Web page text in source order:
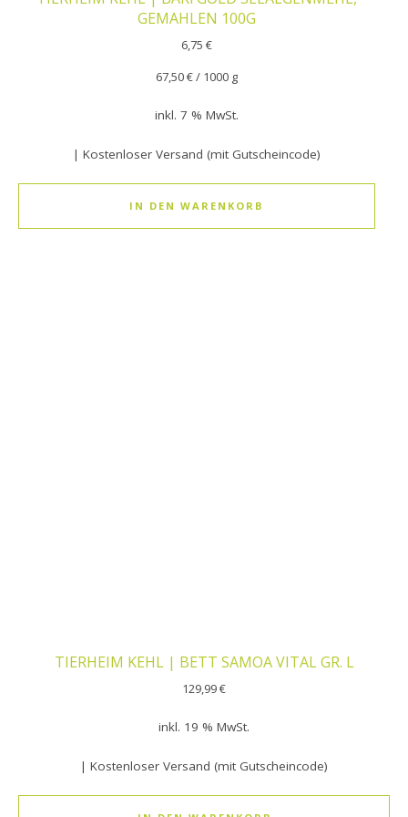
GEMAHLEN 100G
6,75 €
67,50€/ 1000 g
inkl. 7 % MwSt.
| Kostenloser Versand (mit Gutscheincode)
IN DEN WARENKORB
TIERHEIM KEHL | BETT SAMOA VITAL GR. L
129,99€
inkl. 19 % MwSt.
| Kostenloser Versand (mit Gutscheincode)